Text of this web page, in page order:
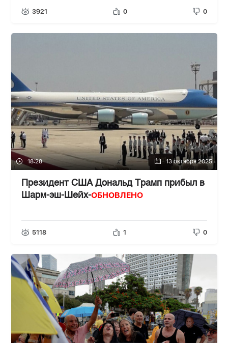
3921 0 0
18:28 13 октября 2025
Президент США Дональд Трамп прибыл в
Шарм-эш-Шейх-ОБНОВЛЕНО
5118 1 0